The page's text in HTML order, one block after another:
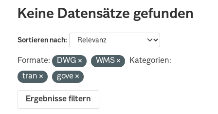
Keine Datensätze gefunden
Sortieren nach
Formate: DWG WMS
Kategorien:
tran
gove
Ergebnisse filtern